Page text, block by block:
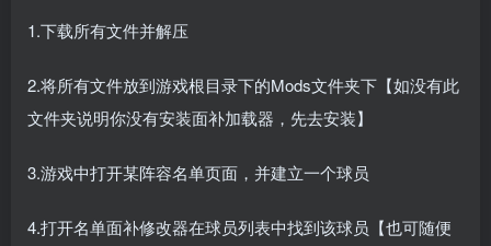
1.下载所有文件并解压
2.将所有文件放到游戏根目录下的Mods文件夹下【如没有此
文件夹说明你没有安装面补加载器，先去安装】
3.游戏中打开某阵容名单页面，并建立一个球员
4.打开名单面补修改器在球员列表中找到该球员【也可随便